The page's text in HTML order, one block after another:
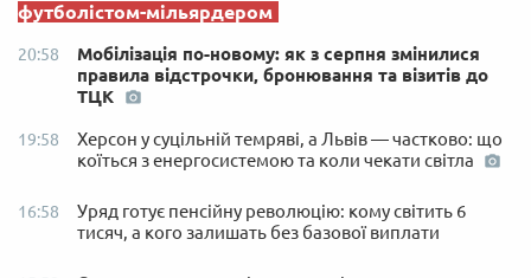
футболістом-мільярдером
20:58
Мобілізація по-новому: як з серпня змінилися
правила відстрочки, бронювання та візитів до
ТЦК
19:58
Херсон у суцільній темряві, а Львів — частково: що
коїться з енергосистемою та коли чекати світла
16:58
Уряд готує пенсійну революцію: кому світить 6
тисяч, а кого залишать без базової виплати